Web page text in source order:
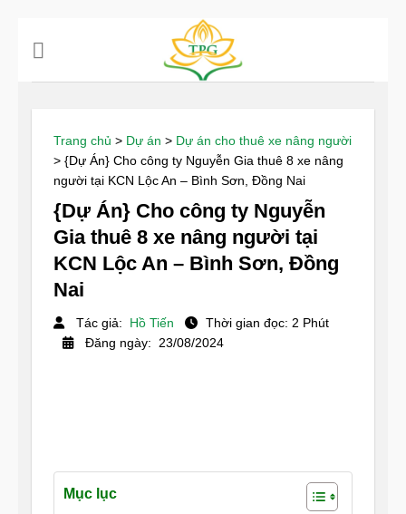
Trang chủ > Dự án > Dự án cho thuê xe nâng người
> {Dự Án} Cho công ty Nguyễn Gia thuê 8 xe nâng
người tại KCN Lộc An – Bình Sơn, Đồng Nai
{Dự Án} Cho công ty Nguyễn
Gia thuê 8 xe nâng người tại
KCN Lộc An – Bình Sơn, Đồng
Nai
Tác giả: Hồ Tiến
Thời gian đọc: 2 Phút
Đăng ngày: 23/08/2024
Mục lục